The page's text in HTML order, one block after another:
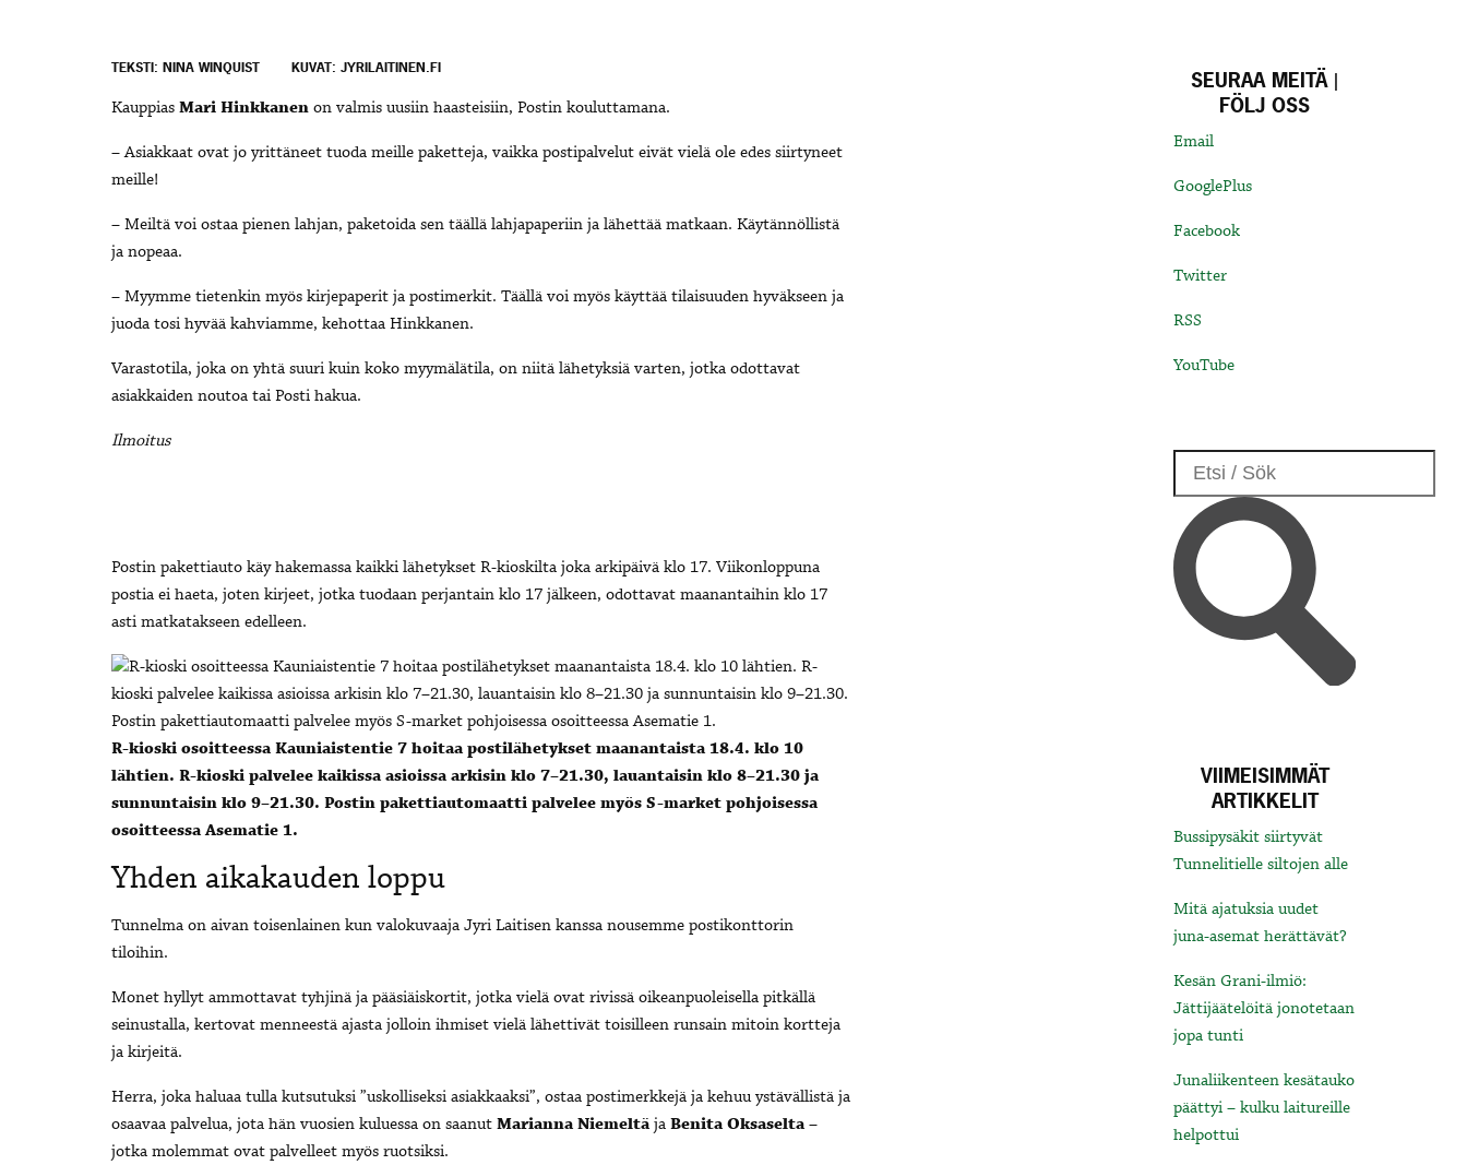
TEKSTI: NINA WINQUIST KUVAT: JYRILAITINEN.FI
Kauppias Mari Hinkkanen on valmis uusiin haasteisiin, Postin kouluttamana.
– Asiakkaat ovat jo yrittäneet tuoda meille paketteja, vaikka postipalvelut eivät vielä ole edes siirtyneet
meille!
– Meiltä voi ostaa pienen lahjan, paketoida sen täällä lahjapaperiin ja lähettää matkaan. Käytännöllistä
ja nopeaa.
– Myymme tietenkin myös kirjepaperit ja postimerkit. Täällä voi myös käyttää tilaisuuden hyväkseen ja
juoda tosi hyvää kahviamme, kehottaa Hinkkanen.
Varastotila, joka on yhtä suuri kuin koko myymälätila, on niitä lähetyksiä varten, jotka odottavat
asiakkaiden noutoa tai Posti hakua.
Ilmoitus
Postin pakettiauto käy hakemassa kaikki lähetykset R-kioskilta joka arkipäivä klo 17. Viikonloppuna
postia ei haeta, joten kirjeet, jotka tuodaan perjantain klo 17 jälkeen, odottavat maanantaihin klo 17
asti matkatakseen edelleen.
R-kioski osoitteessa Kauniaistentie 7 hoitaa postilähetykset maanantaista 18.4. klo 10
lähtien. R-kioski palvelee kaikissa asioissa arkisin klo 7–21.30, lauantaisin klo 8–21.30 ja
sunnuntaisin klo 9–21.30. Postin pakettiautomaatti palvelee myös S-market pohjoisessa
osoitteessa Asematie 1.
Yhden aikakauden loppu
Tunnelma on aivan toisenlainen kun valokuvaaja Jyri Laitisen kanssa nousemme postikonttorin
tiloihin.
Monet hyllyt ammottavat tyhjinä ja pääsiäiskortit, jotka vielä ovat rivissä oikeanpuoleisella pitkällä
seinustalla, kertovat menneestä ajasta jolloin ihmiset vielä lähettivät toisilleen runsain mitoin kortteja
ja kirjeitä.
Herra, joka haluaa tulla kutsutuksi ”uskolliseksi asiakkaaksi”, ostaa postimerkkejä ja kehuu ystävällistä ja
osaavaa palvelua, jota hän vuosien kuluessa on saanut Marianna Niemeltä ja Benita Oksaselta –
jotka molemmat ovat palvelleet myös ruotsiksi.
SEURAA MEITÄ |
FÖLJ OSS
Email
GooglePlus
Facebook
Twitter
RSS
YouTube
VIIMEISIMMÄT
ARTIKKELIT
Bussipysäkit siirtyvät
Tunnelitielle siltojen alle
Mitä ajatuksia uudet
juna-asemat herättävät?
Kesän Grani-ilmiö:
Jättijäätelöitä jonotetaan
jopa tunti
Junaliikenteen kesätauko
päättyi – kulku laitureille
helpottui